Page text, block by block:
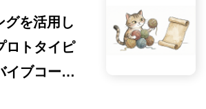
グを活用し
ロトタイピ
ブコーデ
ザー中心